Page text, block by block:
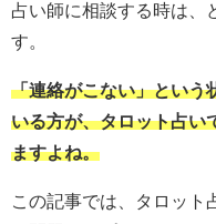
占い師に相談する時は、
す。
「連絡がこない」という
いる方が、タロット占い
ますよね。
この記事では、タロット